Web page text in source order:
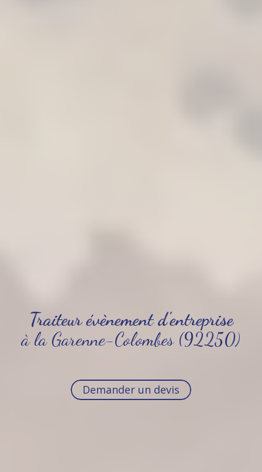
Traiteur évènement d'entreprise
à la Garenne-Colombes (92250)
Demander un devis